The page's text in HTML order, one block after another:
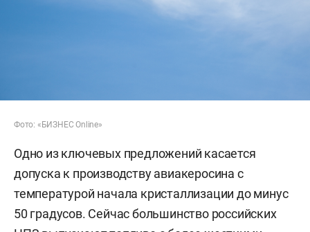
Фото: «БИЗНЕС Online»
Одно из ключевых предложений касается
допуска к производству авиакеросина с
температурой начала кристаллизации до минус
50 градусов. Сейчас большинство российских